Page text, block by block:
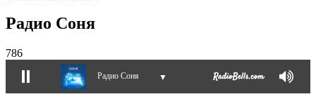
Радио Соня
786
Радио Соня ▼